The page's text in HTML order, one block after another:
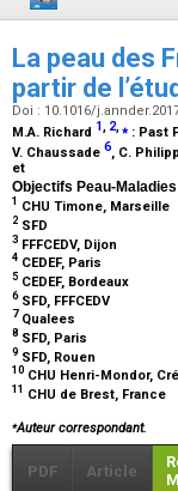
La peau des
partir de
Doi : 10.1016/
M.A. Richard 1 2 ⁎ : Past
V. Chaussade 6, C.
et
Objectifs Peau-
1 CHU Timone, Marseille
2 SFD
3 FFFCEDV, Dijon
4 CEDEF, Paris
5 CEDEF, Bordeaux
6SFD, FFFCEDV
7 Qualees
8 SFD, Paris
9 SFD, Rouen
10 CHU Henri-Mondor,
11 CHU de Brest, France
⁎Auteur correspondant.
PDF Article